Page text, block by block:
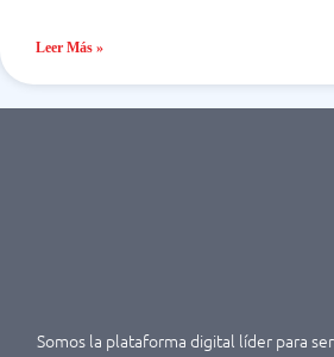
Leer Más »
Somos la plataforma digital líder para